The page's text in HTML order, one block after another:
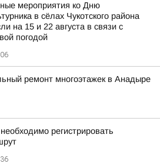
мероприятия ко Дню
в сёлах Чукотского района
на 15 и 22 августа в связи с
погодой
ремонт многоэтажек в Анадыре
регистрировать